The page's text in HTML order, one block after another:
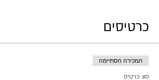
כרטיסים
המכירה הסתיימה
סוג כרטיס